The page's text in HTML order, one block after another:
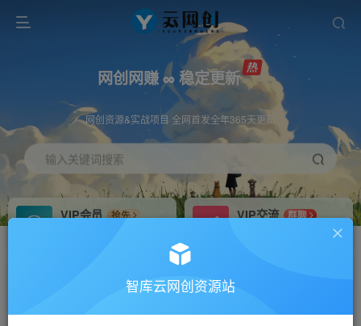
网创网赚 ∞ 稳定更新
网创资源&实战项目 全网首发全年365天更新
输入关键词搜索
VIP会员
抢先
VIP交流
群聊
研究探讨更多创业项目路子。
会员专属推广链接智库云网创资源站